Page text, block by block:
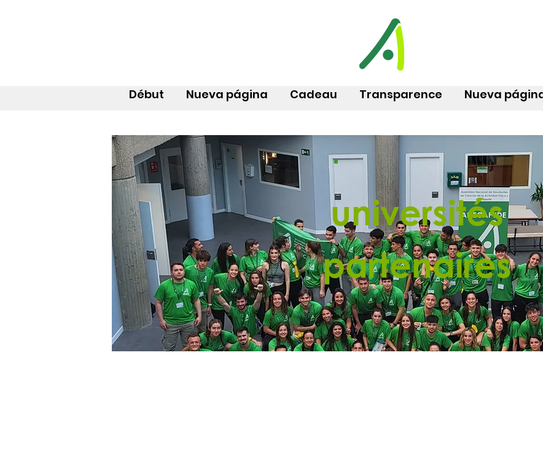
Début Nueva página Cadeau Transparence Nueva
universités
partenaires